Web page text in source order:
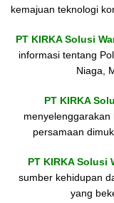
kemajuan teknologi
PT KIRKA Solusi
informasi tentang
Niaga,
PT KIRKA
persamaan
PT KIRKA Solusi
sumber kehidupan
yang